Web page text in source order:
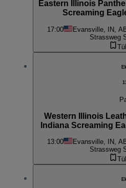
Eastern Illinois
Screaming
17:00 Evansville, IN,
Strassweg
Western Illinois
Indiana Screaming
13:00 Evansville, IN,
Strassweg